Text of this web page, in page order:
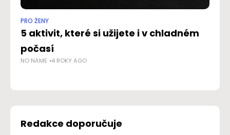
PRO ŽENY
5 aktivit, které si užijete i v chladném
počasí
NO NAME 4 ROKY AGO
Redakce doporučuje